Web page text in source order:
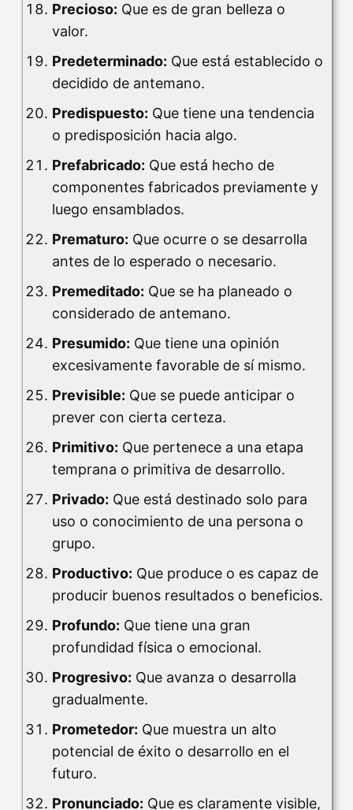
Precioso: Que es de gran belleza o
valor.
Predeterminado: Que está establecido o
decidido de antemano.
Predispuesto: Que tiene una tendencia
o predisposición hacia algo.
Prefabricado: Que está hecho de
componentes fabricados previamente y
luego ensamblados.
Prematuro: Que ocurre o se desarrolla
antes de lo esperado o necesario.
Premeditado: Que se ha planeado o
considerado de antemano.
Presumido: Que tiene una opinión
excesivamente favorable de sí mismo.
Previsible: Que se puede anticipar o
prever con cierta certeza.
Primitivo: Que pertenece a una etapa
temprana o primitiva de desarrollo.
Privado: Que está destinado solo para
uso o conocimiento de una persona o
grupo.
Productivo: Que produce o es capaz de
producir buenos resultados o beneficios.
Profundo: Que tiene una gran
profundidad física o emocional.
Progresivo: Que avanza o desarrolla
gradualmente.
Prometedor: Que muestra un alto
potencial de éxito o desarrollo en el
futuro.
Pronunciado: Que es claramente visible,